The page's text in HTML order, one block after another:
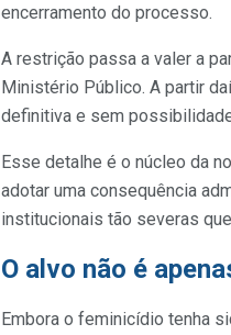
encerramento do processo.
A restrição passa a valer a
Ministério Público. A partir
definitiva e sem
Esse detalhe é o núcleo da
adotar uma consequência
institucionais tão severas
O alvo não é
Embora o feminicídio tenha